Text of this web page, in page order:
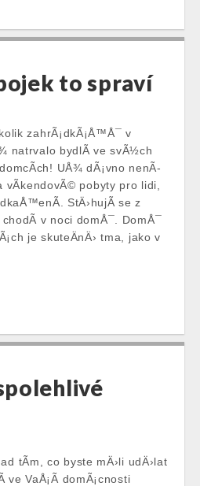
to spraví
zahrÃ¡dkÃ¡Å™Å¯ v
natrvalo bydlÃ­ ve svÃ½ch
UÅ¾ dÃ¡vno nenÃ­
vÃ­kendovÃ© pobyty pro lidi,
StÄ›hujÃ­ se z
v noci domÅ¯. DomÅ¯
je skuteÄnÄ› tma, jako v
tÃ­m, co byste mÄ›li udÄ›lat
ve VaÅ¡Ã­ domÃ¡cnosti